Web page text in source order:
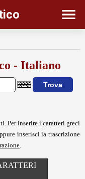
- Italiano
Per inserire i caratteri greci
inserisci la trascrizione